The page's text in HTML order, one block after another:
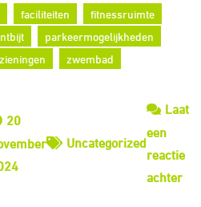
faciliteiten
fitnessruimte
parkeermogelijkheden
zwembad
20
Uncategorized
Laat
een
reactie
achterop